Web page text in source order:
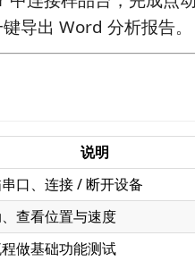
导出 Word 分析报告。
说明
口、连接 / 断开设备
查看位置与速度
做基础功能测试